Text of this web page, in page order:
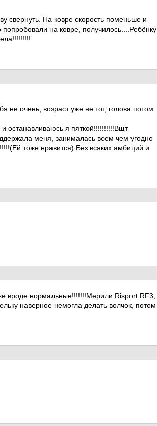
свернуть. На ковре скорость поменьше и
на ковре, получилось....Ребёнку
не очень, возраст уже не тот, голова потом
останавливаюсь я пяткой!!!!!!!!!!Вщт
меня, занималась всем чем угодно
тоже нравится) Без всяких амбиций и
вроде нормальные!!!!!!!Мерили Risport RF3,
наверное немогла делать волчок, потом